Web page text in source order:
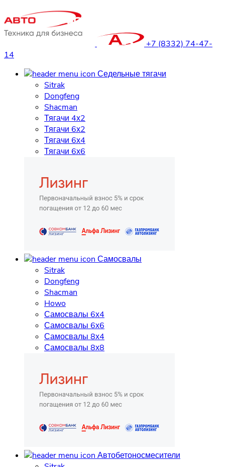
+7 (8332) 74-47-
14
Седельные тягачи
Sitrak
Dongfeng
Shacman
Тягачи 4х2
Тягачи 6х2
Тягачи 6х4
Тягачи 6х6
Самосвалы
Sitrak
Dongfeng
Shacman
Howo
Самосвалы 6х4
Самосвалы 6х6
Самосвалы 8х4
Самосвалы 8х8
Автобетоносмесители